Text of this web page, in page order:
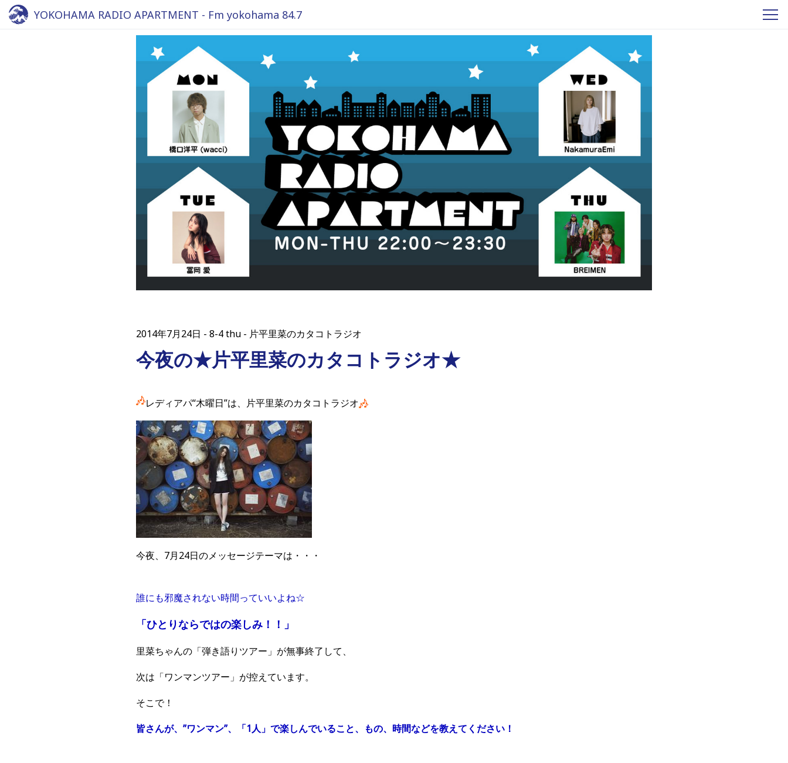
YOKOHAMA RADIO APARTMENT - Fm yokohama 84.7
2014年7月24日 8-4 thu - 片平里菜のカタコトラジオ
今夜の★片平里菜のカタコトラジオ★
レディアパ“木曜日”は、片平里菜のカタコトラジオ
今夜、7月24日のメッセージテーマは・・・
誰にも邪魔されない時間っていいよね☆
「ひとりならではの楽しみ！！」
里菜ちゃんの「弾き語りツアー」が無事終了して、
次は「ワンマンツアー」が控えています。
そこで！
皆さんが、”ワンマン”、「1人」で楽しんでいること、もの、時間などを教えてください！